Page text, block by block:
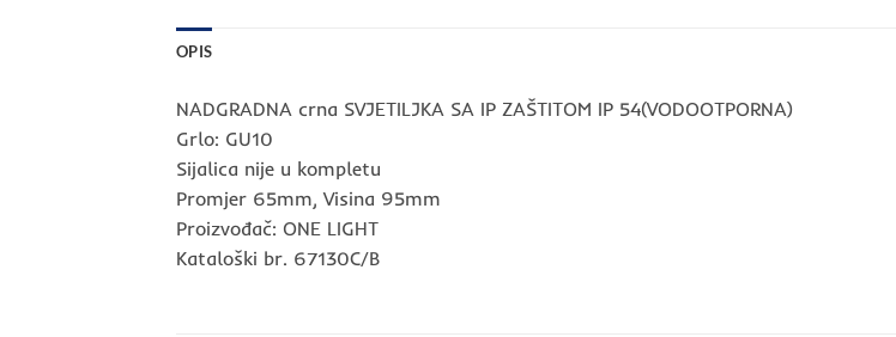
OPIS
NADGRADNA crna SVJETILJKA SA IP ZAŠTITOM IP 54(VODOOTPORNA)
Grlo: GU10
Sijalica nije u kompletu
Promjer 65mm, Visina 95mm
Proizvođač: ONE LIGHT
Kataloški br. 67130C/B